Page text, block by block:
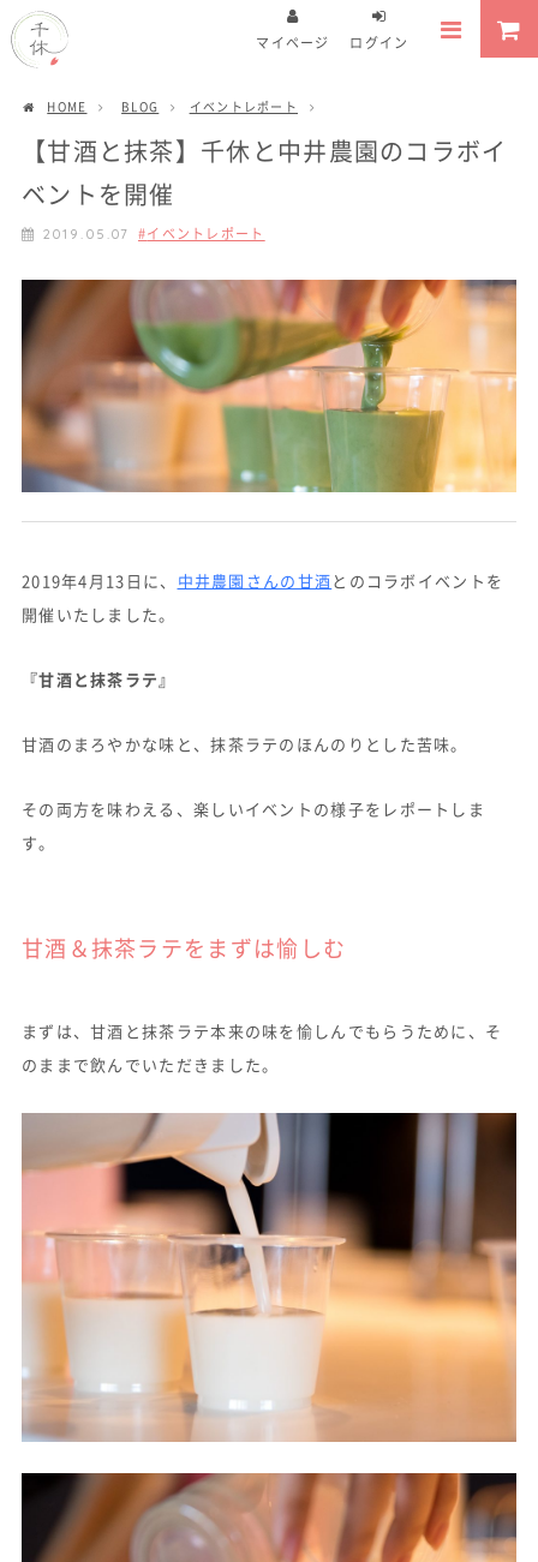
ログイン
マイページ
HOME BLOG イベントレポート
【甘酒と抹茶】千休と中井農園のコラボイ
ベントを開催
2019.05.07 イベントレポート
2019年4月13日に、 中井農園さんの甘酒とのコラボイベントを
開催いたしました。
『甘酒と抹茶ラテ』
甘酒のまろやかな味と、抹茶ラテのほんのりとした苦味。
その両方を味わえる、楽しいイベントの様子をレポートしま
す。
甘酒＆抹茶ラテをまずは愉しむ
まずは、甘酒と抹茶ラテ本来の味を愉しんでもらうために、そ
のままで飲んでいただきました。